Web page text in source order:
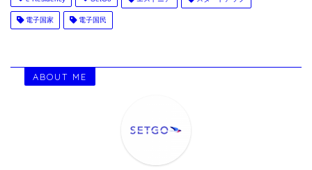
電子国家 電子国民
ABOUT ME